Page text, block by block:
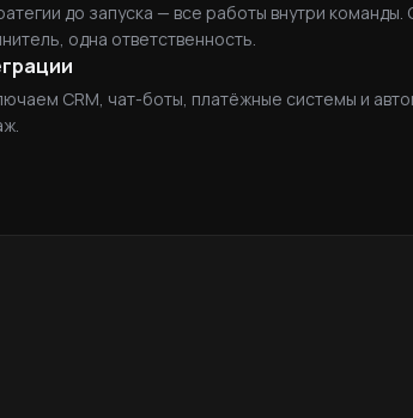
до запуска — все работы внутри команды.
одна ответственность.
CRM, чат-боты, платёжные системы и